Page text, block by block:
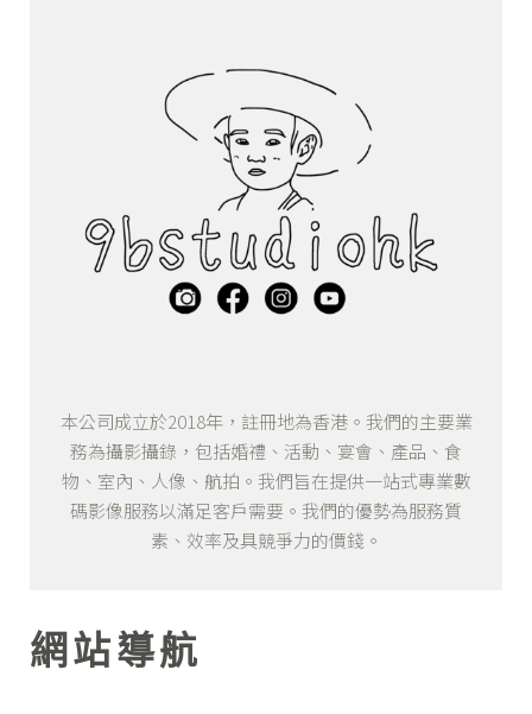
本公司成立於2018年，註冊地為香港。我們的主要業
務為攝影攝錄，包括婚禮、活動、宴會、產品、食
物、室內、人像、航拍。我們旨在提供一站式專業數
碼影像服務以滿足客戶需要。我們的優勢為服務質
素、效率及具競爭力的價錢。
網站導航